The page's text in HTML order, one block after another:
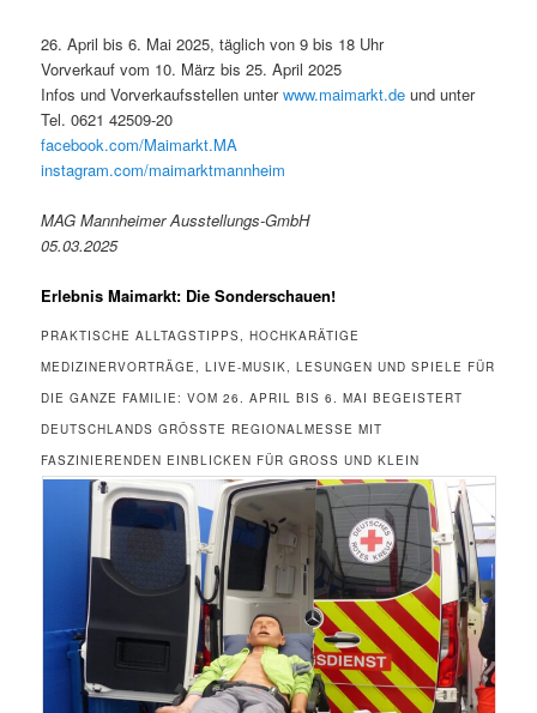
26. April bis 6. Mai 2025, täglich von 9 bis 18 Uhr
Vorverkauf vom 10. März bis 25. April 2025
Infos und Vorverkaufsstellen unterwww.maimarkt.de und unter
Tel. 0621 42509-20
facebook.com/Maimarkt.MA
instagram.com/maimarktmannheim
MAG Mannheimer Ausstellungs-GmbH
05.03.2025
Erlebnis Maimarkt: Die Sonderschauen!
PRAKTISCHE ALLTAGSTIPPS, HOCHKARÄTIGE
MEDIZINERVORTRÄGE, LIVE-MUSIK, LESUNGEN UND SPIELE FÜR
DIE GANZE FAMILIE: VOM 26. APRIL BIS 6. MAI BEGEISTERT
DEUTSCHLANDS GRÖSSTE REGIONALMESSE MIT F
ASZINIERENDEN EINBLICKEN FÜR GROSS UND KLEIN